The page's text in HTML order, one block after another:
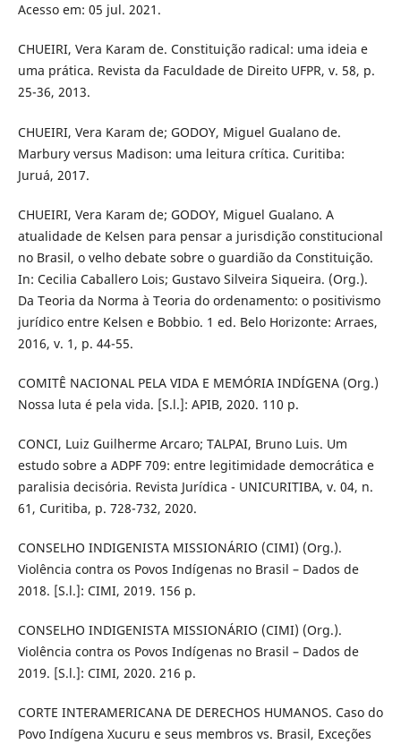
Acesso em: 05 jul. 2021.
CHUEIRI, Vera Karam de. Constituição radical: uma ideia e
uma prática. Revista da Faculdade de Direito UFPR, v. 58, p.
25-36, 2013.
CHUEIRI, Vera Karam de; GODOY, Miguel Gualano de.
Marbury versus Madison: uma leitura crítica. Curitiba:
Juruá, 2017.
CHUEIRI, Vera Karam de; GODOY, Miguel Gualano. A
atualidade de Kelsen para pensar a jurisdição constitucional
no Brasil, o velho debate sobre o guardião da Constituição.
In: Cecilia Caballero Lois; Gustavo Silveira Siqueira. (Org.).
Da Teoria da Norma à Teoria do ordenamento: o positivismo
jurídico entre Kelsen e Bobbio. 1 ed. Belo Horizonte: Arraes,
2016, v. 1, p. 44-55.
COMITÊ NACIONAL PELA VIDA E MEMÓRIA INDÍGENA (Org.)
Nossa luta é pela vida. [S.l.]: APIB, 2020. 110 p.
CONCI, Luiz Guilherme Arcaro; TALPAI, Bruno Luis. Um
estudo sobre a ADPF 709: entre legitimidade democrática e
paralisia decisória. Revista Jurídica - UNICURITIBA, v. 04, n.
61, Curitiba, p. 728-732, 2020.
CONSELHO INDIGENISTA MISSIONÁRIO (CIMI) (Org.).
Violência contra os Povos Indígenas no Brasil – Dados de
2018. [S.l.]: CIMI, 2019. 156 p.
CONSELHO INDIGENISTA MISSIONÁRIO (CIMI) (Org.).
Violência contra os Povos Indígenas no Brasil – Dados de
2019. [S.l.]: CIMI, 2020. 216 p.
CORTE INTERAMERICANA DE DERECHOS HUMANOS. Caso do
Povo Indígena Xucuru e seus membros vs. Brasil, Exceções